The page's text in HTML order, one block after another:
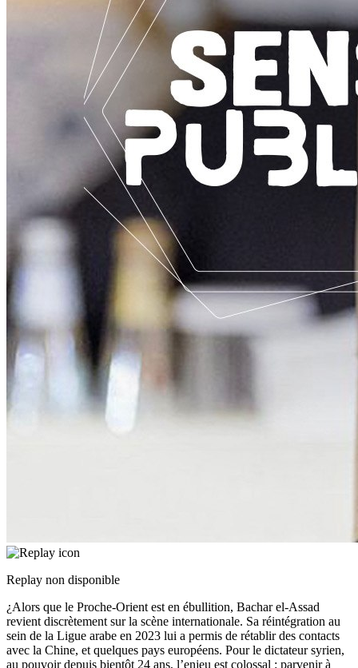
Replay non disponible
¿Alors que le Proche-Orient est en ébullition, Bachar el-Assad
revient discrètement sur la scène internationale. Sa réintégration au
sein de la Ligue arabe en 2023 lui a permis de rétablir des contacts
avec la Chine, et quelques pays européens. Pour le dictateur syrien,
au pouvoir depuis bientôt 24 ans, l’enjeu est colossal : parvenir à